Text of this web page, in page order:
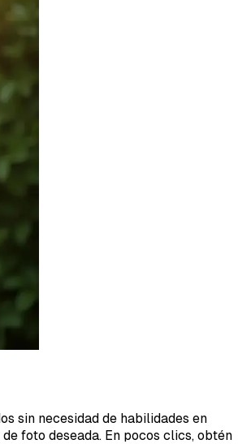
sin necesidad de habilidades en
foto deseada. En pocos clics, obtén